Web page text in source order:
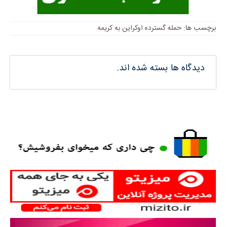
برچسب ها: حمله گسترده اوکراین به کریمه
دیدگاه ها بسته شده اند.